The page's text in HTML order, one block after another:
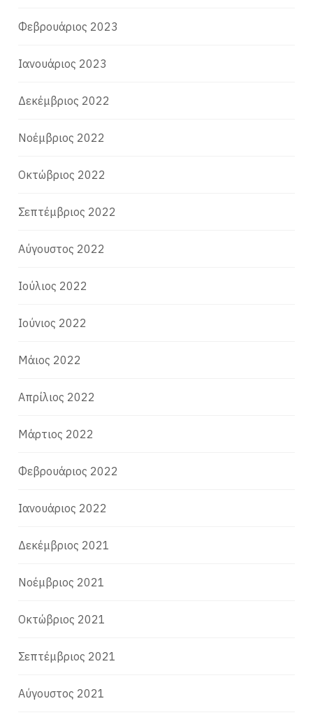
Φεβρουάριος 2023
Ιανουάριος 2023
Δεκέμβριος 2022
Νοέμβριος 2022
Οκτώβριος 2022
Σεπτέμβριος 2022
Αύγουστος 2022
Ιούλιος 2022
Ιούνιος 2022
Μάιος 2022
Απρίλιος 2022
Μάρτιος 2022
Φεβρουάριος 2022
Ιανουάριος 2022
Δεκέμβριος 2021
Νοέμβριος 2021
Οκτώβριος 2021
Σεπτέμβριος 2021
Αύγουστος 2021